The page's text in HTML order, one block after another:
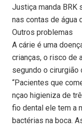
Justiça manda BRK
nas contas de água
Outros problemas
A cárie é uma
crianças, o risco de
segundo o cirurgião
“Pacientes que
nçao higieniza de
fio dental ele tem a
bactérias na boca.